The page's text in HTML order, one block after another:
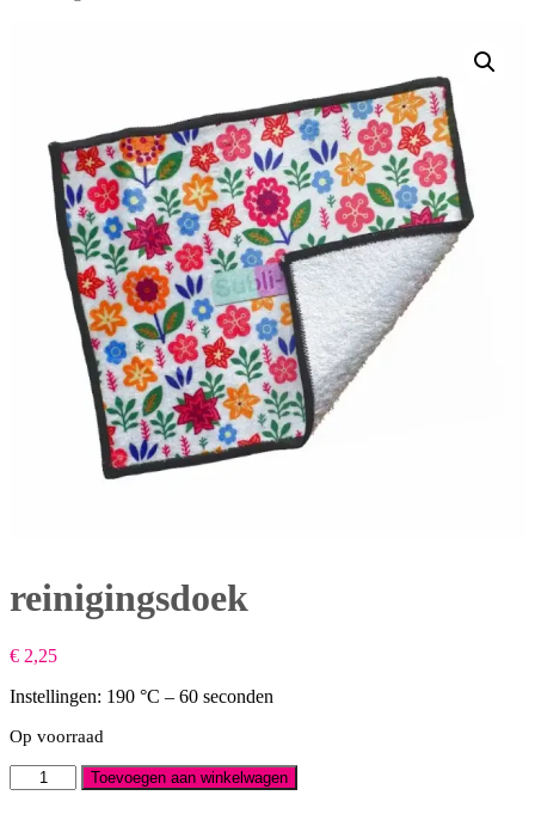
reinigingsdoek
€ 2,25
Instellingen: 190 °C – 60 seconden
Op voorraad
reinigingsdoek
aantal
Toevoegen aan winkelwagen